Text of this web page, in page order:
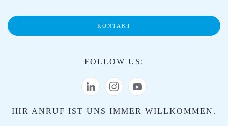
KONTAKT
FOLLOW US:
IHR ANRUF IST UNS IMMER WILLKOMMEN.